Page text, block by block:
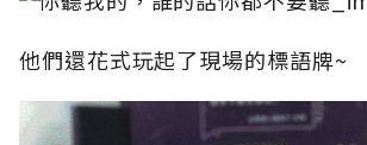
他們還花式玩起了現場的標語牌~